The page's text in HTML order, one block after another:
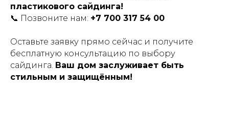
пластикового сайдинга!
📞 Позвоните нам: +7 700 317 54 00
Оставьте заявку прямо сейчас и получите
бесплатную консультацию по выбору
сайдинга. Ваш дом заслуживает быть
стильным и защищённым!